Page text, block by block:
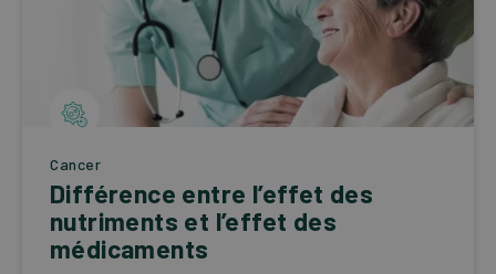
Cancer
Différence entre l’effet des
nutriments et l’effet des
médicaments